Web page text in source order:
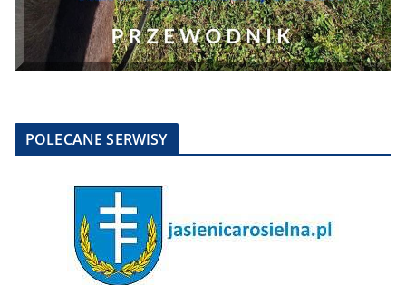
POLECANE SERWISY